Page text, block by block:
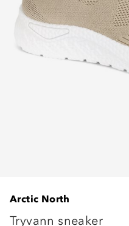
Arctic North
Tryvann sneaker